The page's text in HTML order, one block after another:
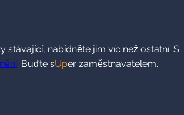
nabídněte jim víc než ostatní. S
. Buďte sUper zaměstnavatelem.